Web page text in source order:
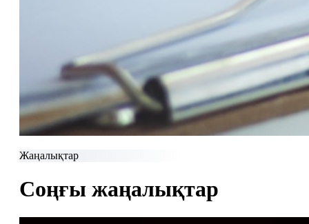
Жаңалықтар
Соңғы жаңалықтар